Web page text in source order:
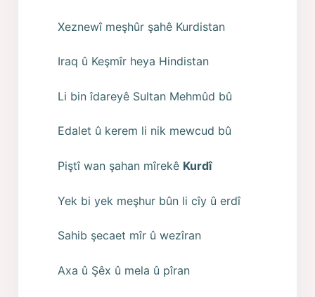
Xeznewî meşhûr şahê Kurdistan
Iraq û Keşmîr heya Hindistan
Li bin îdareyê Sultan Mehmûd bû
Edalet û kerem li nik mewcud bû
Piştî wan şahan mîrekê Kurdî
Yek bi yek meşhur bûn li cîy û erdî
Sahib şecaet mîr û wezîran
Axa û Şêx û mela û pîran